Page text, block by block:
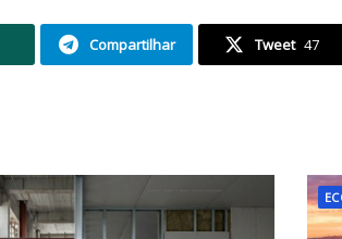
Compartilhar Tweet 47